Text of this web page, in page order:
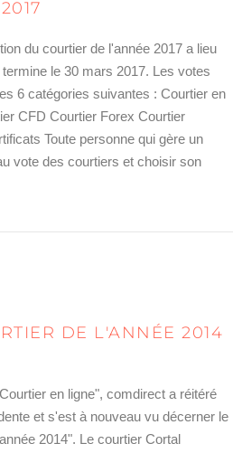
du courtier de l'année 2017 a lieu
le 30 mars 2017. Les votes
6 catégories suivantes : Courtier en
CFD Courtier Forex Courtier
Toute personne qui gère un
vote des courtiers et choisir son
DE L'ANNÉE 2014
en ligne", comdirect a réitéré
et s'est à nouveau vu décerner le
2014". Le courtier Cortal